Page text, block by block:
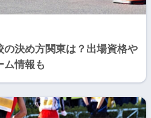
の決め方関東は？出場資格や
ム情報も